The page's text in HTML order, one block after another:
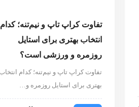
تفاوت کراپ تاپ و نیم‌تنه؛ کدام
انتخاب بهتری برای استایل
روزمره و ورزشی است؟
تفاوت کراپ تاپ و نیم‌تنه؛ کدام
بهتری برای استایل روزمره و…